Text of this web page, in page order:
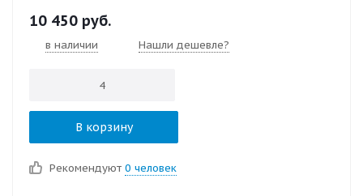
10 450 руб.
в наличии Нашли дешевле?
В корзину
Рекомендуют 0 человек